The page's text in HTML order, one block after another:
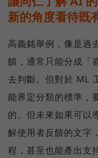
新的角度看待既
高義銘舉例，像是過
饋，通常只能分成「
去判斷。但對於 ML
能界定分類的標準，
的。但未來如果可以
解使用者反饋的文字
程，甚至也能產出支